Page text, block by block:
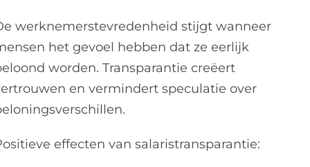
werknemerstevredenheid stijgt wanneer
het gevoel hebben dat ze eerlijk
worden. Transparantie creëert
en vermindert speculatie over
effecten van salaristransparantie: